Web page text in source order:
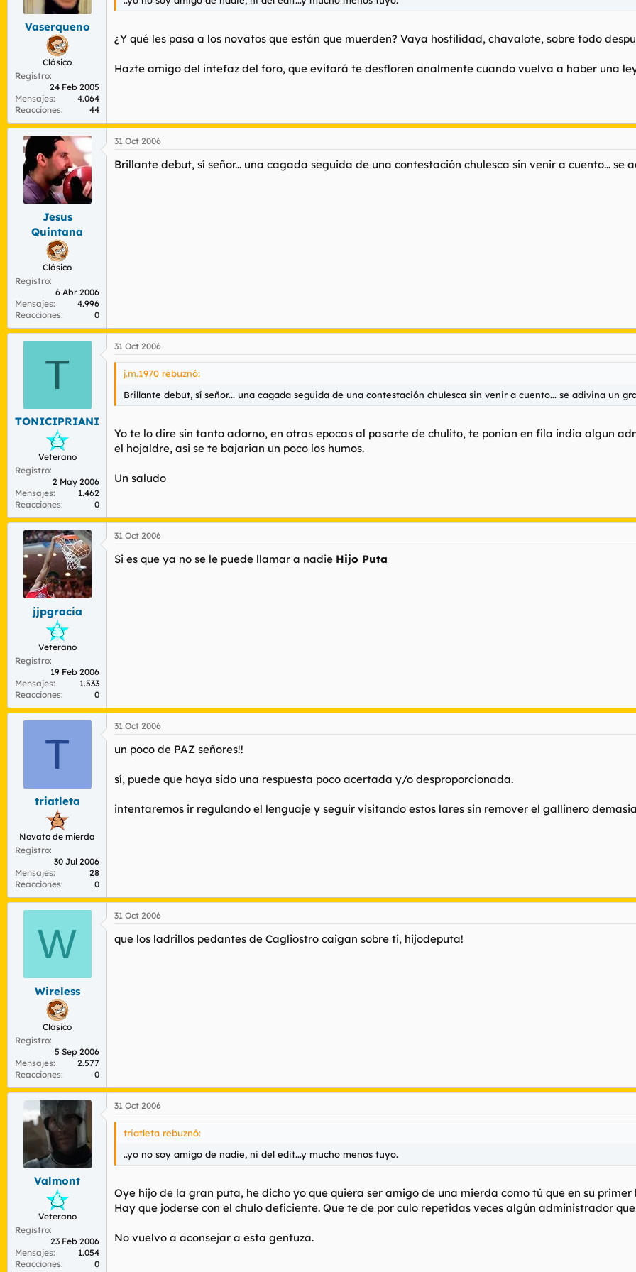
Vaserqueno
Clásico
Registro
24 Feb 2005
Mensajes
4.064
Reacciones
44
¿Y qué les pasa a los novatos que están que muerden? Vaya hostilidad, chavalote, sobre todo
Hazte amigo del intefaz del foro, que evitará te desfloren analmente cuando vuelva a haber una
Jesus
Quintana
Clásico
Registro
6 Abr 2006
Mensajes
4.996
Reacciones
0
31 Oct 2006
Brillante debut, sí señor... una cagada seguida de una contestación chulesca sin venir a cuento...
T
TONICIPRIANI
Veterano
Registro
2 May 2006
Mensajes
1.462
Reacciones
0
31 Oct 2006
j.m.1970 rebuznó:
Brillante debut, sí señor... una cagada seguida de una contestación chulesca sin venir a cuento... se adivina un
Yo te lo dire sin tanto adorno, en otras epocas al pasarte de chulito, te ponian en fila india algun
el hojaldre, asi se te bajarian un poco los humos.
Un saludo
jjpgracia
Veterano
Registro
19 Feb 2006
Mensajes
1.533
Reacciones
0
31 Oct 2006
Si es que ya no se le puede llamar a nadie Hijo Puta
T
triatleta
Novato de mierda
Registro
30 Jul 2006
Mensajes
28
Reacciones
0
31 Oct 2006
un poco de PAZ señores!!
sí, puede que haya sido una respuesta poco acertada y/o desproporcionada.
intentaremos ir regulando el lenguaje y seguir visitando estos lares sin remover el gallinero
W
Wireless
Clásico
Registro
5 Sep 2006
Mensajes
2.577
Reacciones
0
31 Oct 2006
que los ladrillos pedantes de Cagliostro caigan sobre ti, hijodeputa!
Valmont
Veterano
Registro
23 Feb 2006
Mensajes
1.054
Reacciones
0
31 Oct 2006
triatleta rebuznó:
..yo no soy amigo de nadie, ni del edit...y mucho menos tuyo.
Oye hijo de la gran puta, he dicho yo que quiera ser amigo de una mierda como tú que en su
Hay que joderse con el chulo deficiente. Que te de por culo repetidas veces algún administrador
No vuelvo a aconsejar a esta gentuza.